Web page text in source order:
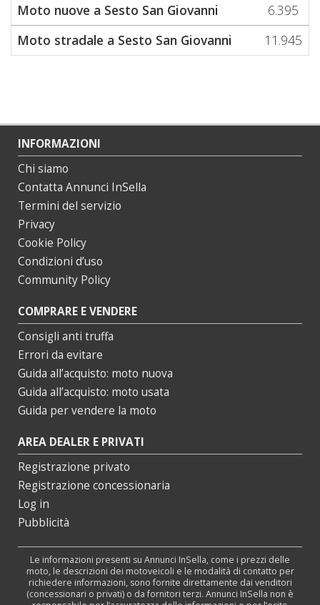
Moto nuove a Sesto San Giovanni
6.395
Moto stradale a Sesto San Giovanni
11.945
INFORMAZIONI
Chi siamo
Contatta Annunci InSella
Termini del servizio
Privacy
Cookie Policy
Condizioni d’uso
Community Policy
COMPRARE E VENDERE
Consigli anti truffa
Errori da evitare
Guida all’acquisto: moto nuova
Guida all’acquisto: moto usata
Guida per vendere la moto
AREA DEALER E PRIVATI
Registrazione privato
Registrazione concessionaria
Log in
Pubblicità
Le informazioni presenti su Annunci InSella, come i prezzi delle
moto, le descrizioni dei motoveicoli e le modalità di contatto per
richiedere informazioni, sono fornite direttamente dai venditori
(concessionari o privati) o da fornitori terzi. Annunci InSella non è